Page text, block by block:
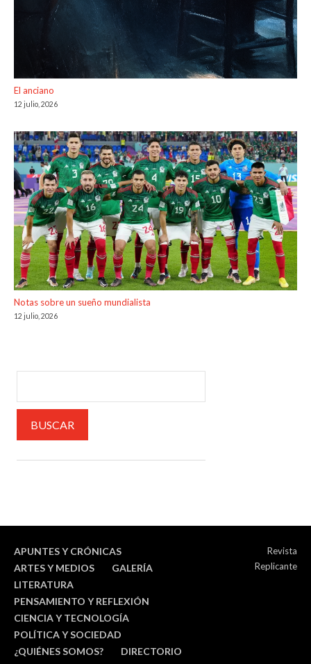
El anciano
12 julio, 2026
Notas sobre un sueño mundialista
12 julio, 2026
APUNTES Y CRÓNICAS
ARTES Y MEDIOS
GALERÍA
LITERATURA
PENSAMIENTO Y REFLEXIÓN
CIENCIA Y TECNOLOGÍA
POLÍTICA Y SOCIEDAD
¿QUIÉNES SOMOS?
DIRECTORIO
Revista
Replicante